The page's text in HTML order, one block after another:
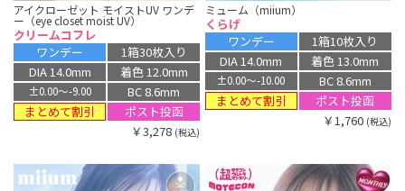
アイクローゼット モイストUV ワンデ
ー（eye closet moist UV）
クリームコフレ
ワンデー
1箱30枚入り
DIA 14.0mm
着色 12.0mm
±0.00〜-9.00
BC 8.6mm
まとめて割引
ポスト投函
￥3,278 (税込)
ミューム（miium）
くらげ
ワンデー
1箱10枚入り
DIA 14.0mm
着色 13.0mm
±0.00〜-10.00
BC 8.6mm
まとめて割引
ポスト投函
￥1,760 (税込)